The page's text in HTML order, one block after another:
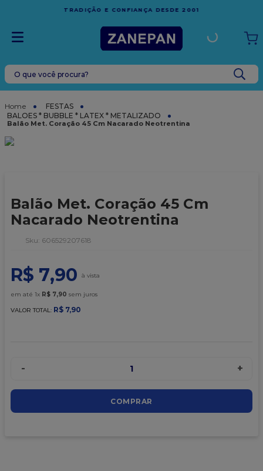
FRETE GRÁTIS
ESPÍRITO SANTO
O que você procura?
FESTAS
BALOES * BUBBLE * LATEX * METALIZADO
Balão Met. Coração 45 Cm Nacarado Neotrentina
Balão Met. Coração 45 Cm
Nacarado Neotrentina
: 606529207618
R$ 7,90
em até 1x R$ 7,90 sem juros
VALOR TOTAL: R$ 7,90
- 1 +
COMPRAR
TERMOS MAIS BUSCADOS
leite condensado
2º
caixa
6º
sacola
7º
vabene
granulado
9
caixa kraft
chocolate